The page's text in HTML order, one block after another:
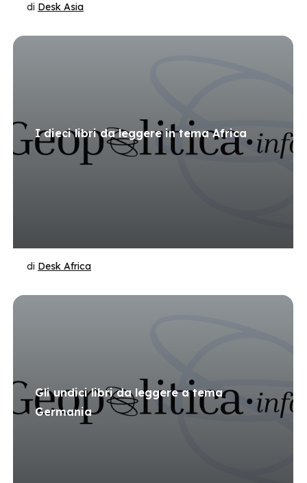
di Desk Asia
I dieci libri da leggere in tema Africa
di Desk Africa
Gli undici libri da leggere a tema
Germania